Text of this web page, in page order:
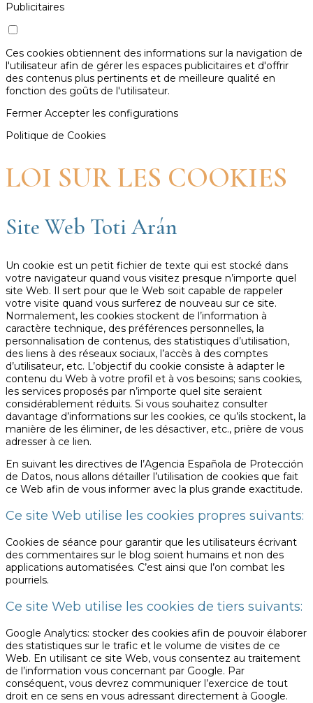
Publicitaires
Ces cookies obtiennent des informations sur la navigation de
l'utilisateur afin de gérer les espaces publicitaires et d'offrir
des contenus plus pertinents et de meilleure qualité en
fonction des goûts de l'utilisateur.
Fermer Accepter les configurations
Politique de Cookies
LOI SUR LES COOKIES
Site Web Toti Arán
Un cookie est un petit fichier de texte qui est stocké dans
votre navigateur quand vous visitez presque n’importe quel
site Web. Il sert pour que le Web soit capable de rappeler
votre visite quand vous surferez de nouveau sur ce site.
Normalement, les cookies stockent de l’information à
caractère technique, des préférences personnelles, la
personnalisation de contenus, des statistiques d’utilisation,
des liens à des réseaux sociaux, l’accès à des comptes
d’utilisateur, etc. L’objectif du cookie consiste à adapter le
contenu du Web à votre profil et à vos besoins; sans cookies,
les services proposés par n’importe quel site seraient
considérablement réduits. Si vous souhaitez consulter
davantage d’informations sur les cookies, ce qu’ils stockent, la
manière de les éliminer, de les désactiver, etc., prière de vous
adresser à ce lien.
En suivant les directives de l’Agencia Española de Protección
de Datos, nous allons détailler l’utilisation de cookies que fait
ce Web afin de vous informer avec la plus grande exactitude.
Ce site Web utilise les cookies propres suivants:
Cookies de séance pour garantir que les utilisateurs écrivant
des commentaires sur le blog soient humains et non des
applications automatisées. C’est ainsi que l’on combat les
pourriels.
Ce site Web utilise les cookies de tiers suivants:
Google Analytics: stocker des cookies afin de pouvoir élaborer
des statistiques sur le trafic et le volume de visites de ce
Web. En utilisant ce site Web, vous consentez au traitement
de l’information vous concernant par Google. Par
conséquent, vous devrez communiquer l’exercice de tout
droit en ce sens en vous adressant directement à Google.